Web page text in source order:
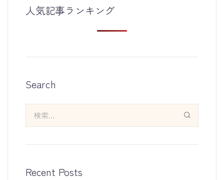
人気記事ランキング
Search
Recent Posts